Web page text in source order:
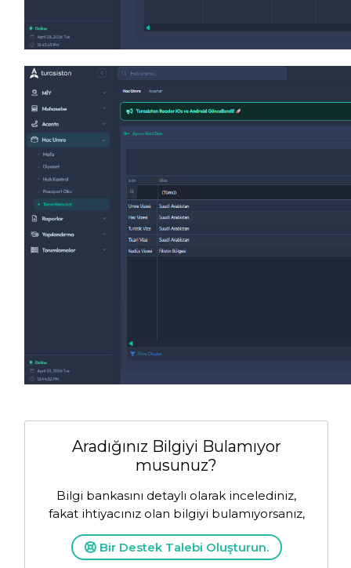
Aradığınız Bilgiyi Bulamıyor
musunuz?
Bilgi bankasını detaylı olarak incelediniz,
fakat ihtiyacınız olan bilgiyi bulamıyorsanız,
Bir Destek Talebi Oluşturun.